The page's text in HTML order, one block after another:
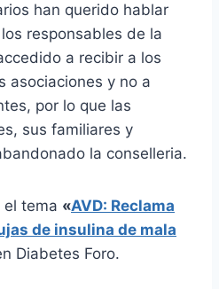
han querido hablar
responsables de la
a recibir a los
asociaciones y no a
por lo que las
sus familiares y
la conselleria.
el tema «AVD: Reclama
de insulina de mala
Diabetes Foro.